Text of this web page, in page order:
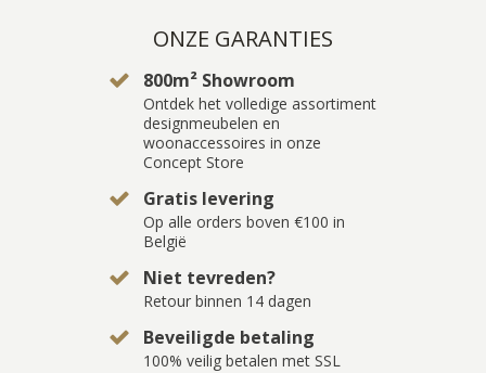
ONZE GARANTIES
800m² Showroom
Ontdek het volledige assortiment
designmeubelen en
woonaccessoires in onze
Concept Store
Gratis levering
Op alle orders boven €100 in
België
Niet tevreden?
Retour binnen 14 dagen
Beveiligde betaling
100% veilig betalen met SSL